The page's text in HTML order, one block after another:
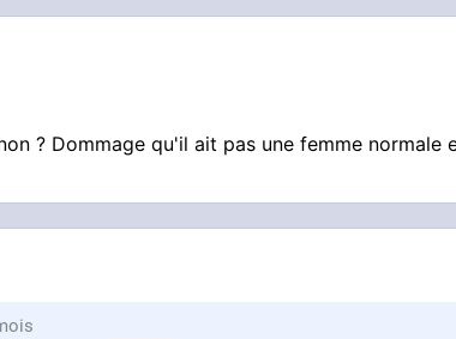
? Dommage qu'il ait pas une femme normale